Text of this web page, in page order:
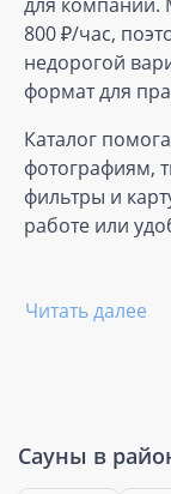
800 ₽/час,
недорогой
формат для
Каталог
фотографиям,
фильтры и
работе или
Читать далее
Сауны в